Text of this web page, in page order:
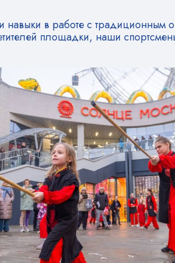
навыки в работе с традиционным
площадки, наши